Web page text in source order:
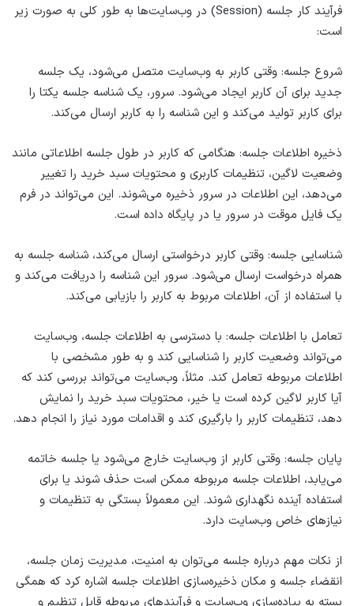
فرآیند کار جلسه (Session) در وب‌سایت‌ها به طور کلی به صورت زیر
است:
شروع جلسه: وقتی کاربر به وب‌سایت متصل می‌شود، یک جلسه
جدید برای آن کاربر ایجاد می‌شود. سرور، یک شناسه جلسه یکتا را
برای کاربر تولید می‌کند و این شناسه را به کاربر ارسال می‌کند.
ذخیره اطلاعات جلسه: هنگامی که کاربر در طول جلسه اطلاعاتی مانند
وضعیت لاگین، تنظیمات کاربری و محتویات سبد خرید را تغییر
می‌دهد، این اطلاعات در سرور ذخیره می‌شوند. این می‌تواند در فرم
یک فایل موقت در سرور یا در پایگاه داده است.
شناسایی جلسه: وقتی کاربر درخواستی ارسال می‌کند، شناسه جلسه به
همراه درخواست ارسال می‌شود. سرور این شناسه را دریافت می‌کند و
با استفاده از آن، اطلاعات مربوط به کاربر را بازیابی می‌کند.
تعامل با اطلاعات جلسه: با دسترسی به اطلاعات جلسه، وب‌سایت
می‌تواند وضعیت کاربر را شناسایی کند و به طور مشخصی با
اطلاعات مربوطه تعامل کند. مثلاً، وب‌سایت می‌تواند بررسی کند که
آیا کاربر لاگین کرده است یا خیر، محتویات سبد خرید را نمایش
دهد، تنظیمات کاربر را بارگیری کند و اقدامات مورد نیاز را انجام دهد.
پایان جلسه: وقتی کاربر از وب‌سایت خارج می‌شود یا جلسه خاتمه
می‌یابد، اطلاعات جلسه مربوطه ممکن است حذف شوند یا برای
استفاده آینده نگهداری شوند. این معمولاً بستگی به تنظیمات و
نیازهای خاص وب‌سایت دارد.
از نکات مهم درباره جلسه می‌توان به امنیت، مدیریت زمان جلسه،
انقضاء جلسه و مکان ذخیره‌سازی اطلاعات جلسه اشاره کرد که همگی